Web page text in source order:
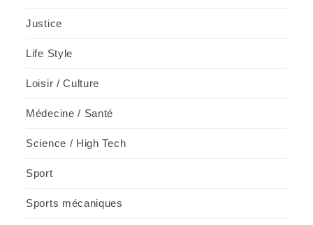
Justice
Life Style
Loisir / Culture
Médecine / Santé
Science / High Tech
Sport
Sports mécaniques